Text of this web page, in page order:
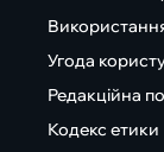
Угода
Редакційна
Кодекс етики